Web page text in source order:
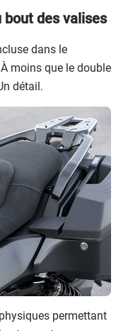
bout des valises
dans le
moins que le double
détail.
permettant